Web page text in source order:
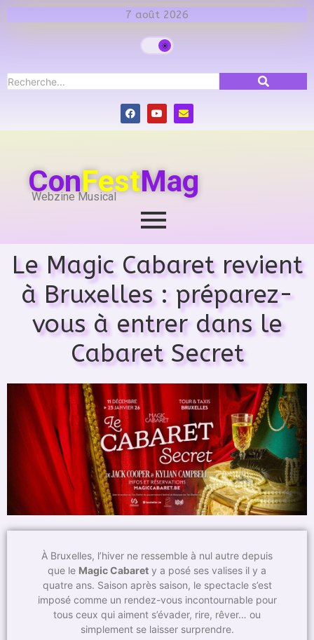
7 août 2026
ConFestMag
Webzine Musical
Le Magic Cabaret revient
à Bruxelles : préparez-
vous à entrer dans le
Cabaret Secret
À Bruxelles, l’hiver ne ressemble à nul autre depuis
que le Magic Cabaret y a posé ses valises il y a
quatre ans. Saison après saison, le spectacle s’est
imposé comme un rendez-vous incontournable pour
tous ceux qui aiment s’évader, rire, rêver… ou
simplement se laisser surprendre.